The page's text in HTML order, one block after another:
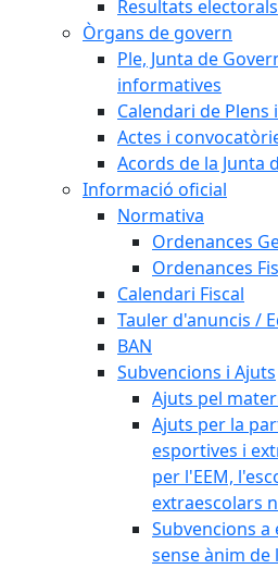
Resultats electorals
Òrgans de govern
Ple, Junta de
informatives
Calendari de Plens
Actes i
Acords de la Junta
Informació oficial
Normativa
Ordenances
Ordenances
Calendari Fiscal
Tauler d'anuncis /
BAN
Subvencions i Ajuts
Ajuts pel
Ajuts per la
esportives i
per l'EEM,
extraescolars
Subvencions
sense ànim de